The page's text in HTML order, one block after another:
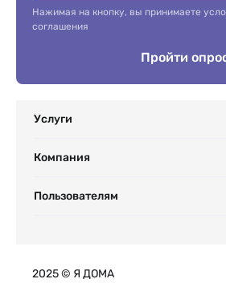
Нажимая на кнопку, вы принимаете
соглашения
Пройти
Услуги
Компания
Пользователям
2025 © Я ДОМА